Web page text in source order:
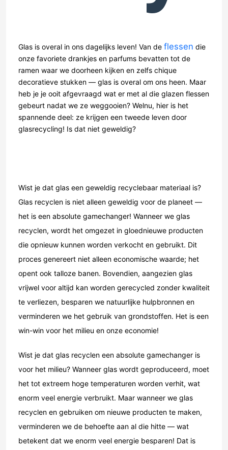
Glas is overal in ons dagelijks leven! Van de flessen die
onze favoriete drankjes en parfums bevatten tot de
ramen waar we doorheen kijken en zelfs chique
decoratieve stukken — glas is overal om ons heen. Maar
heb je je ooit afgevraagd wat er met al die glazen flessen
gebeurt nadat we ze weggooien? Welnu, hier is het
spannende deel: ze krijgen een tweede leven door
glasrecycling! Is dat niet geweldig?
Wist je dat glas een geweldig recyclebaar materiaal is?
Glas recyclen is niet alleen geweldig voor de planeet —
het is een absolute gamechanger! Wanneer we glas
recyclen, wordt het omgezet in gloednieuwe producten
die opnieuw kunnen worden verkocht en gebruikt. Dit
proces genereert niet alleen economische waarde; het
opent ook talloze banen. Bovendien, aangezien glas
vrijwel voor altijd kan worden gerecycled zonder kwaliteit
te verliezen, besparen we natuurlijke hulpbronnen en
verminderen we het gebruik van grondstoffen. Het is een
win-win voor het milieu en onze economie!
Wist je dat glas recyclen een absolute gamechanger is
voor het milieu? Wanneer glas wordt geproduceerd, moet
het tot extreem hoge temperaturen worden verhit, wat
enorm veel energie verbruikt. Maar wanneer we glas
recyclen en gebruiken om nieuwe producten te maken,
verminderen we de behoefte aan al die hitte — wat
betekent dat we enorm veel energie besparen! Dat is